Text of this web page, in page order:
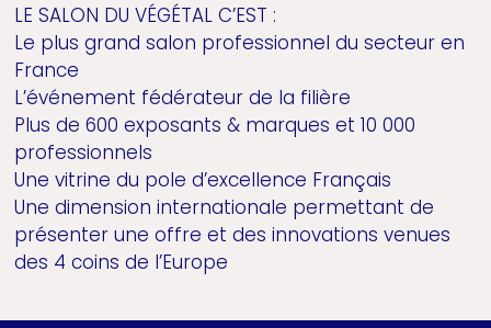
LE SALON DU VÉGÉTAL C’EST :
Le plus grand salon professionnel du secteur en
France
L’événement fédérateur de la filière
Plus de 600 exposants & marques et 10 000
professionnels
Une vitrine du pole d’excellence Français
Une dimension internationale permettant de
présenter une offre et des innovations venues
des 4 coins de l’Europe